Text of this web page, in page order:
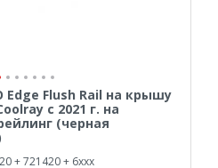
Edge Flush Rail на крышу
с 2021 г. на
(черная
+ 721420 + 6xxx